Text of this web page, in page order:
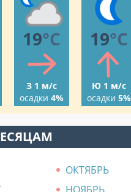
19°C
З 1 м/с
осадки 4%
19°C
Ю 1 м/с
осадки 5%
ОКТЯБРЬ